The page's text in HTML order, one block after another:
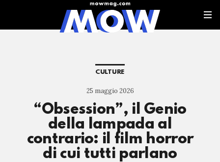
CULTURE
25 maggio 2026
“Obsession”, il Genio
della lampada al
contrario: il film horror
di cui tutti parlano